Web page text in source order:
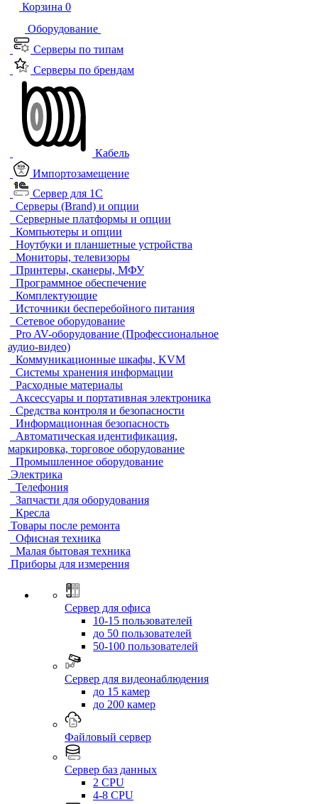
Корзина 0
Оборудование
Серверы по типам
Серверы по брендам
Кабель
Импортозамещение
Сервер для 1С
Серверы (Brand) и опции
Серверные платформы и опции
Компьютеры и опции
Ноутбуки и планшетные устройства
Мониторы, телевизоры
Принтеры, сканеры, МФУ
Программное обеспечение
Комплектующие
Источники бесперебойного питания
Сетевое оборудование
Pro AV-оборудование (Профессиональное
аудио-видео)
Коммуникационные шкафы, KVM
Системы хранения информации
Расходные материалы
Аксессуары и портативная электроника
Средства контроля и безопасности
Информационная безопасность
Автоматическая идентификация,
маркировка, торговое оборудование
Промышленное оборудование
Электрика
Телефония
Запчасти для оборудования
Кресла
Товары после ремонта
Офисная техника
Малая бытовая техника
Приборы для измерения
Сервер для офиса
10-15 пользователей
до 50 пользователей
50-100 пользователей
Сервер для видеонаблюдения
до 15 камер
до 200 камер
Файловый сервер
Сервер баз данных
2 CPU
4-8 CPU